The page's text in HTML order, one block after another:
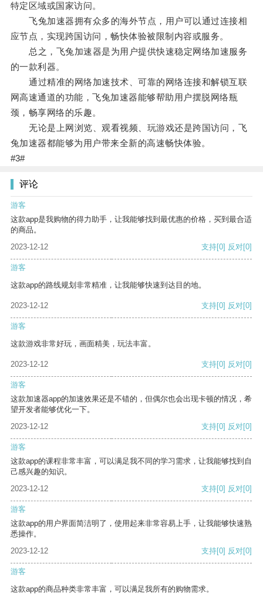
特定区域或国家访问。
飞兔加速器拥有众多的海外节点，用户可以通过连接相
应节点，实现跨国访问，畅快体验被限制内容或服务。
总之，飞兔加速器是为用户提供快速稳定网络加速服务
的一款利器。
通过精准的网络加速技术、可靠的网络连接和解锁互联
网高速通道的功能，飞兔加速器能够帮助用户摆脱网络瓶
颈，畅享网络的乐趣。
无论是上网浏览、观看视频、玩游戏还是跨国访问，飞
兔加速器都能够为用户带来全新的高速畅快体验。
#3#
评论
游客
这款app是我购物的得力助手，让我能够找到最优惠的价格，买到最合适
的商品。
2023-12-12
支持[0] 反对[0]
游客
这款app的路线规划非常精准，让我能够快速到达目的地。
2023-12-12 支持[0] 反对[0]
游客
这款游戏非常好玩，画面精美，玩法丰富。
2023-12-12 支持[0] 反对[0]
游客
这款加速器app的加速效果还是不错的，但偶尔也会出现卡顿的情况，希
望开发者能够优化一下。
2023-12-12
支持[0] 反对[0]
游客
这款app的课程非常丰富，可以满足我不同的学习需求，让我能够找到自
己感兴趣的知识。
2023-12-12
支持[0] 反对[0]
游客
这款app的用户界面简洁明了，使用起来非常容易上手，让我能够快速熟
悉操作。
2023-12-12
支持[0] 反对[0]
游客
这款app的商品种类非常丰富，可以满足我所有的购物需求。